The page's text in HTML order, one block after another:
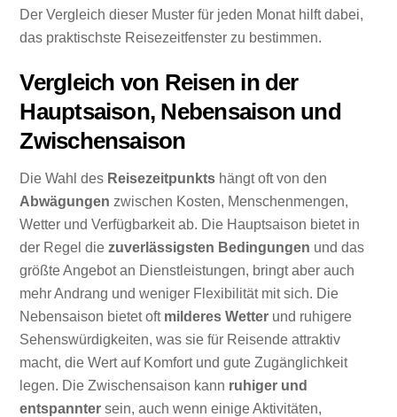
Der Vergleich dieser Muster für jeden Monat hilft dabei,
das praktischste Reisezeitfenster zu bestimmen.
Vergleich von Reisen in der
Hauptsaison, Nebensaison und
Zwischensaison
Die Wahl des Reisezeitpunkts hängt oft von den
Abwägungen zwischen Kosten, Menschenmengen,
Wetter und Verfügbarkeit ab. Die Hauptsaison bietet in
der Regel diezuverlässigsten Bedingungen und das
größte Angebot an Dienstleistungen, bringt aber auch
mehr Andrang und weniger Flexibilität mit sich. Die
Nebensaison bietet oft milderes Wetter und ruhigere
Sehenswürdigkeiten, was sie für Reisende attraktiv
macht, die Wert auf Komfort und gute Zugänglichkeit
legen. Die Zwischensaison kann ruhiger und
entspannter sein, auch wenn einige Aktivitäten,